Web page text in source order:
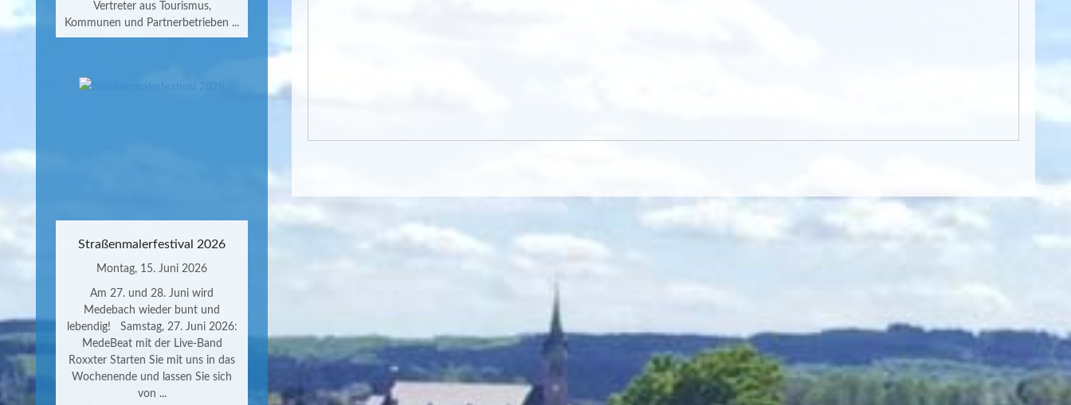
Vertreter aus Tourismus,
Kommunen und Partnerbetrieben ...
Straßenmalerfestival 2026
Montag, 15. Juni 2026
Am 27. und 28. Juni wird
Medebach wieder bunt und
lebendig! Samstag, 27. Juni 2026:
MedeBeat mit der Live-Band
Roxxter Starten Sie mit uns in das
Wochenende und lassen Sie sich
von ...